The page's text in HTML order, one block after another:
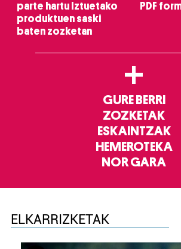
parte hartu Iztuetako
produktuen saski
baten zozketan
PDF
+
GURE BERRI
ZOZKETAK
ESKAINTZAK
HEMEROTEKA
NOR GARA
ELKARRIZKETAK